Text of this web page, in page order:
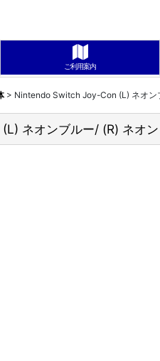
ご利用案内
> Nintendo Switch Joy-Con (L) ネオン
ネオンブルー/ (R) ネオ